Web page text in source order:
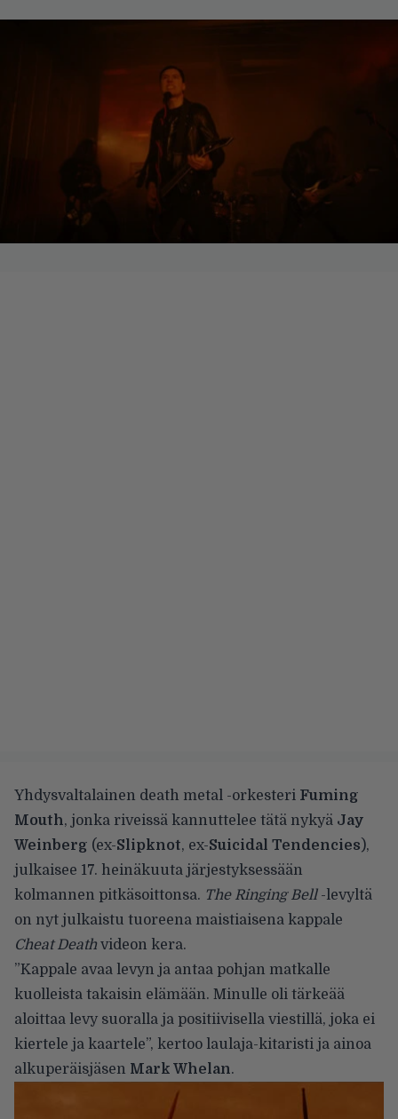
Yhdysvaltalainen death metal -orkesteri Fuming
Mouth, jonka riveissä kannuttelee tätä nykyä Jay
Weinberg (ex-Slipknot, ex-Suicidal Tendencies),
julkaisee 17. heinäkuuta järjestyksessään
kolmannen pitkäsoittonsa. The Ringing Bell-levyltä
on nyt julkaistu tuoreena maistiaisena kappale
Cheat Death videon kera.
”Kappale avaa levyn ja antaa pohjan matkalle
kuolleista takaisin elämään. Minulle oli tärkeää
aloittaa levy suoralla ja positiivisella viestillä, joka ei
kiertele ja kaartele”, kertoo laulaja-kitaristi ja ainoa
alkuperäisjäsen Mark Whelan.